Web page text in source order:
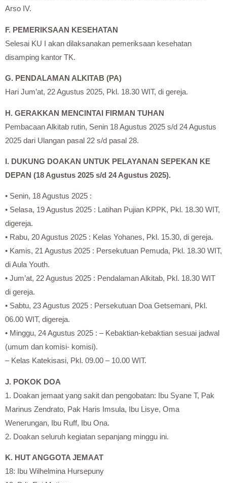
Arso IV.
F. PEMERIKSAAN KESEHATAN
Selesai KU I akan dilaksanakan pemeriksaan kesehatan
disamping kantor TK.
G. PENDALAMAN ALKITAB (PA)
Hari Jum’at, 22 Agustus 2025, Pkl. 18.30 WIT, di gereja.
H. GERAKKAN MENCINTAI FIRMAN TUHAN
Pembacaan Alkitab rutin, Senin 18 Agustus 2025 s/d 24 Agustus
2025 dari Ulangan pasal 22 s/d pasal 28.
I. DUKUNG DOAKAN UNTUK PELAYANAN SEPEKAN KE
DEPAN (18 Agustus 2025 s/d 24 Agustus 2025).
• Senin, 18 Agustus 2025 :
• Selasa, 19 Agustus 2025 : Latihan Pujian KPPK, Pkl. 18.30 WIT,
digereja.
• Rabu, 20 Agustus 2025 : Kelas Yohanes, Pkl. 15.30, di gereja.
• Kamis, 21 Agustus 2025 : Persekutuan Pemuda, Pkl. 18.30 WIT,
di Aula Youth.
• Jum’at, 22 Agustus 2025 : Pendalaman Alkitab, Pkl. 18.30 WIT
di gereja.
• Sabtu, 23 Agustus 2025 : Persekutuan Doa Getsemani, Pkl.
06.00 WIT, digereja.
• Minggu, 24 Agustus 2025 : – Kebaktian-kebaktian sesuai jadwal
(umum dan komisi- komisi).
– Kelas Katekisasi, Pkl. 09.00 – 10.00 WIT.
J. POKOK DOA
1. Doakan jemaat yang sakit dan pengobatan: Ibu Syane T, Pak
Marinus Zendrato, Pak Haris Imsula, Ibu Lisye, Oma
Wenerungan, Ibu Ruff, Ibu Ona.
2. Doakan seluruh kegiatan sepanjang minggu ini.
K. HUT ANGGOTA JEMAAT
18: Ibu Wilhelmina Hursepuny